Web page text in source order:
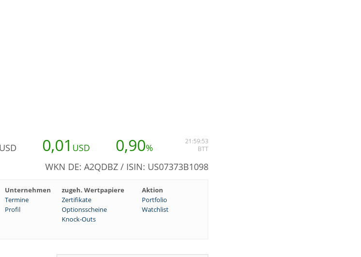
USD 0,01 USD 0,90%
21:59:53
BTT
WKN DE: A2QDBZ / ISIN: US07373B1098
Unternehmen zugeh. Wertpapiere
Aktion
Termine Zertifikate
Portfolio
Profil Optionsscheine
Watchlist
Knock-Outs